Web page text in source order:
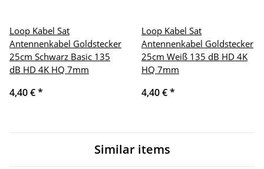
Loop Kabel Sat
Antennenkabel Goldstecker
25cm Schwarz Basic 135
dB HD 4K HQ 7mm
4,40 €*
Loop Kabel Sat
Antennenkabel Goldstecker
25cm Weiß 135 dB HD 4K
HQ 7mm
4,40 €*
Similar items